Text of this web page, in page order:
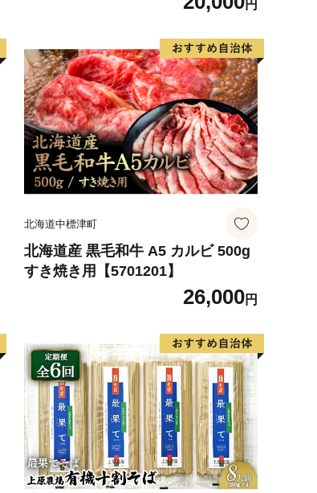
円
北海道中標津町
北海道産 黒毛和牛 A5 カルビ 500g
すき焼き用【5701201】
26,000円